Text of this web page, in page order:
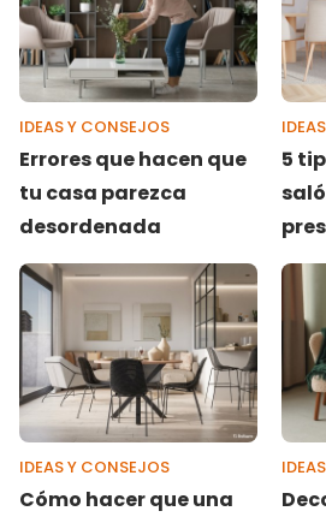
IDEAS Y CONSEJOS
Errores que hacen que
tu casa parezca
desordenada
5
IDEAS Y CONSEJOS
Cómo hacer que una